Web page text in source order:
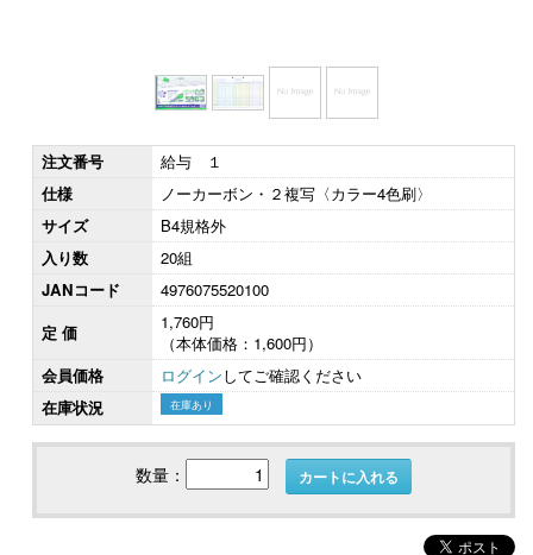
注文番号
給与 １
仕様
ノーカーボン・２複写〈カラー4色刷〉
サイズ
B4規格外
入り数
20組
JANコード
4976075520100
定 価
1,760円
（本体価格：1,600円）
会員価格
ログインしてご確認ください
在庫状況
在庫あり
数量： カートに入れる